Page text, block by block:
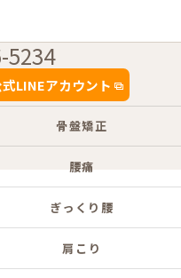
5234
LINEアカウント
骨盤矯正
腰痛
ぎっくり腰
肩こり